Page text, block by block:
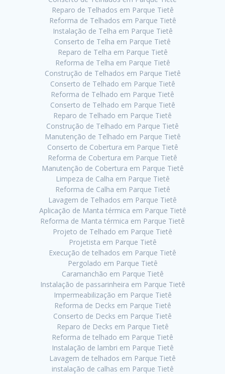
Reparo de Telhados em Parque Tietê
Reforma de Telhados em Parque Tietê
Instalação de Telha em Parque Tietê
Conserto de Telha em Parque Tietê
Reparo de Telha em Parque Tietê
Reforma de Telha em Parque Tietê
Construção de Telhados em Parque Tietê
Conserto de Telhado em Parque Tietê
Reforma de Telhado em Parque Tietê
Conserto de Telhado em Parque Tietê
Reparo de Telhado em Parque Tietê
Construção de Telhado em Parque Tietê
Manutenção de Telhado em Parque Tietê
Conserto de Cobertura em Parque Tietê
Reforma de Cobertura em Parque Tietê
Manutenção de Cobertura em Parque Tietê
Limpeza de Calha em Parque Tietê
Reforma de Calha em Parque Tietê
Lavagem de Telhados em Parque Tietê
Aplicação de Manta térmica em Parque Tietê
Reforma de Manta térmica em Parque Tietê
Projeto de Telhado em Parque Tietê
Projetista em Parque Tietê
Execução de telhados em Parque Tietê
Pergolado em Parque Tietê
Caramanchão em Parque Tietê
Instalação de passarinheira em Parque Tietê
Impermeabilização em Parque Tietê
Reforma de Decks em Parque Tietê
Conserto de Decks em Parque Tietê
Reparo de Decks em Parque Tietê
Reforma de telhado em Parque Tietê
Instalação de lambri em Parque Tietê
Lavagem de telhados em Parque Tietê
instalação de calhas em Parque Tietê